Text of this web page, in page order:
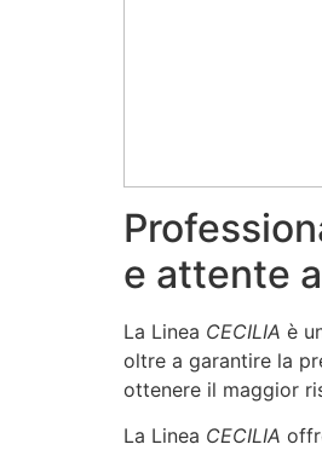
e attente
La Linea CECILIA è
oltre a garantire la
ottenere il maggior
La Linea CECILIA